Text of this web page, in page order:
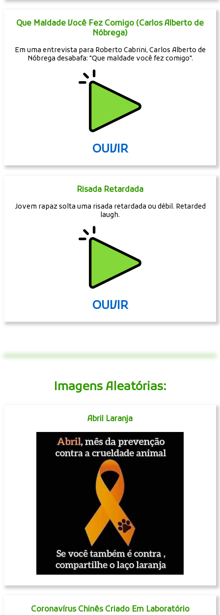
Que Maldade Você Fez Comigo (Carlos Alberto de
Nóbrega)
Em uma entrevista para Roberto Cabrini, Carlos Alberto de
Nóbrega desabafa: "Que maldade você fez comigo".
OUVIR
Risada Retardada
Jovem rapaz solta uma risada retardada ou débil. Retarded
laugh.
OUVIR
Imagens Aleatórias:
Abril Laranja
Coronavírus Chinês Criado Em Laboratório